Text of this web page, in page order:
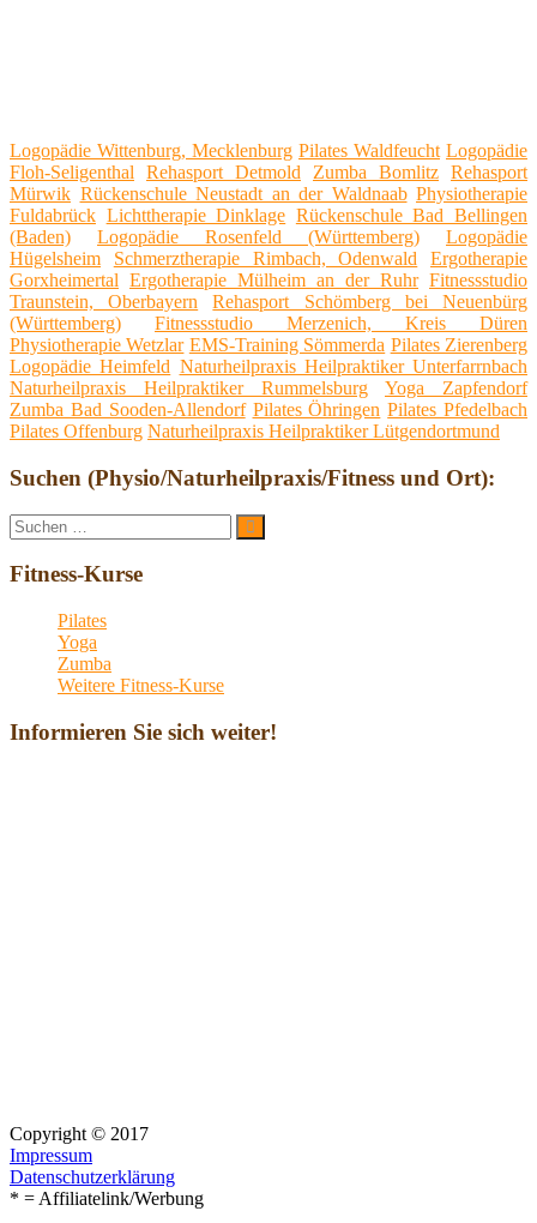
Logopädie Wittenburg, Mecklenburg Pilates Waldfeucht Logopädie
Floh-Seligenthal
Rehasport Detmold Zumba Bomlitz Rehasport
Mürwik Rückenschule Neustadt an der Waldnaab Physiotherapie
Fuldabrück Lichttherapie Dinklage Rückenschule Bad Bellingen
(Baden)
Logopädie Rosenfeld (Württemberg)
Logopädie
Hügelsheim
Schmerztherapie Rimbach, Odenwald
Ergotherapie
Gorxheimertal Ergotherapie Mülheim an der Ruhr Fitnessstudio
Traunstein, Oberbayern
Rehasport Schömberg bei Neuenbürg
(Württemberg)
Fitnessstudio Merzenich, Kreis Düren
Physiotherapie Wetzlar EMS-Training Sömmerda Pilates Zierenberg
Logopädie Heimfeld Naturheilpraxis Heilpraktiker Unterfarrnbach
Naturheilpraxis Heilpraktiker Rummelsburg
Yoga Zapfendorf
Zumba Bad Sooden-Allendorf Pilates Öhringen Pilates Pfedelbach
Pilates Offenburg Naturheilpraxis Heilpraktiker Lütgendortmund
Suchen (Physio/Naturheilpraxis/Fitness und Ort):
Suche
nach:
Suchen
Fitness-Kurse
Pilates
Yoga
Zumba
Weitere Fitness-Kurse
Informieren Sie sich weiter!
Copyright © 2017
Impressum
Datenschutzerklärung
* = Affiliatelink/Werbung